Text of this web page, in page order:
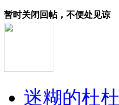
暂时关闭回帖，不便处见谅
迷糊的杜杜